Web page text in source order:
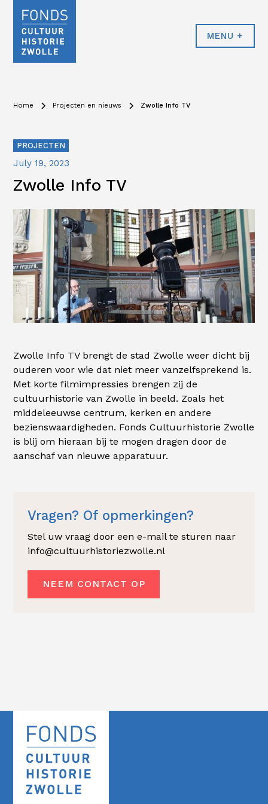
MENU +
Home Projecten en nieuws Zwolle Info TV
PROJECTEN
July 19, 2023
Zwolle Info TV
Zwolle Info TV brengt de stad Zwolle weer dicht bij
ouderen voor wie dat niet meer vanzelfsprekend is.
Met korte filmimpressies brengen zij de
cultuurhistorie van Zwolle in beeld. Zoals het
middeleeuwse centrum, kerken en andere
bezienswaardigheden. Fonds Cultuurhistorie Zwolle
is blij om hieraan bij te mogen dragen door de
aanschaf van nieuwe apparatuur.
Vragen? Of opmerkingen?
Stel uw vraag door een e-mail te sturen naar
info@cultuurhistoriezwolle.nl
NEEM CONTACT OP